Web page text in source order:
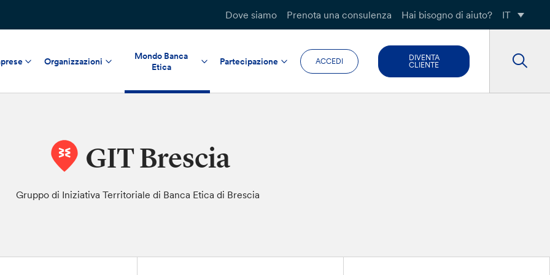
Dove siamo Prenota una consulenza Hai bisogno di aiuto? IT
Organizzazioni
Mondo Banca
Etica
Partecipazione ACCEDI
DIVENTA
CLIENTE
GIT Brescia
Gruppo di Iniziativa Territoriale di Banca Etica di Brescia